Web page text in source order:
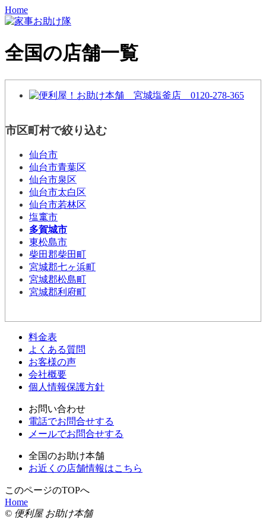
Home
全国の店舗一覧
市区町村で絞り込む
仙台市
仙台市青葉区
仙台市泉区
仙台市太白区
仙台市若林区
塩竃市
多賀城市
東松島市
柴田郡柴田町
宮城郡七ヶ浜町
宮城郡松島町
宮城郡利府町
料金表
よくある質問
お客様の声
会社概要
個人情報保護方針
お問い合わせ
電話でお問合せする
メールでお問合せする
全国のお助け本舗
お近くの店舗情報はこちら
このページのTOPへ
Home
© 便利屋 お助け本舗